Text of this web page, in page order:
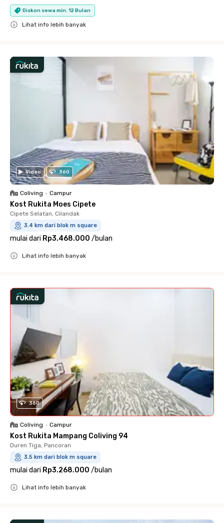
Diskon sewa min. 12 Bulan
Lihat info lebih banyak
Video 360
Coliving • Campur
Kost Rukita Moes Cipete
Cipete Selatan, Cilandak
3.4 km dari blok m square
mulai dari Rp3.468.000 /bulan
Lihat info lebih banyak
360
Coliving • Campur
Kost Rukita Mampang Coliving 94
Duren Tiga, Pancoran
3.5 km dari blok m square
mulai dari Rp3.268.000 /bulan
Lihat info lebih banyak